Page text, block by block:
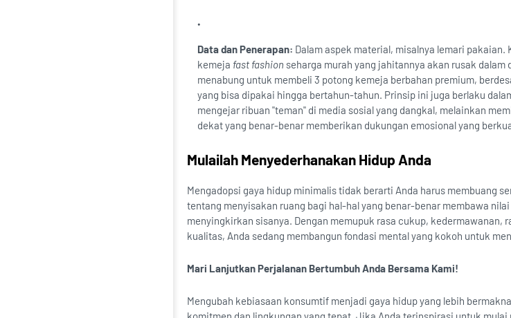
Data dan Penerapan: Dalam aspek material, misalnya lemari pakaian.
kemeja fast fashion seharga murah yang jahitannya akan rusak dalam
menabung untuk membeli 3 potong kemeja berbahan premium,
yang bisa dipakai hingga bertahun-tahun. Prinsip ini juga berlaku
mengejar ribuan "teman" di media sosial yang dangkal, melainkan
dekat yang benar-benar memberikan dukungan emosional yang
Mulailah Menyederhanakan Hidup Anda
Mengadopsi gaya hidup minimalis tidak berarti Anda harus membuang
tentang menyisakan ruang bagi hal-hal yang benar-benar membawa
menyingkirkan sisanya. Dengan memupuk rasa cukup, kedermawanan,
kualitas, Anda sedang membangun fondasi mental yang kokoh untuk
Mari Lanjutkan Perjalanan Bertumbuh Anda Bersama Kami!
Mengubah kebiasaan konsumtif menjadi gaya hidup yang lebih